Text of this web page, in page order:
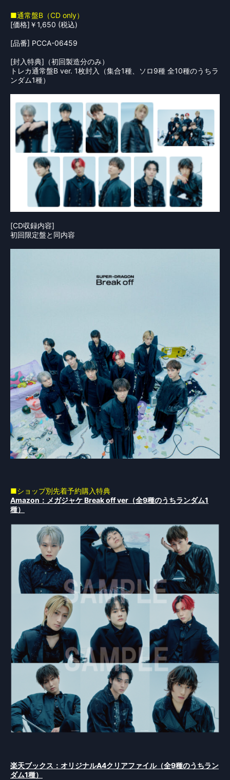
■通常盤B（CD only）
[価格]￥1,650 (税込)
[品番] PCCA-06459
[封入特典]（初回製造分のみ）
トレカ通常盤B ver. 1枚封入（集合1種、ソロ9種 全10種のうちラ
ンダム1種）
[CD収録内容]
初回限定盤と同内容
■ショップ別先着予約購入特典
Amazon：メガジャケ Break off ver（全9種のうちランダム1
種）
楽天ブックス：オリジナルA4クリアファイル（全9種のうちラン
ダム1種）